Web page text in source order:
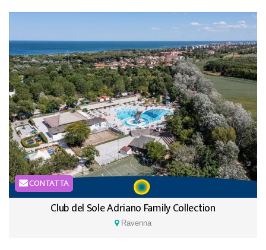
CONTATTA
Club del Sole Adriano Family Collection
Ravenna